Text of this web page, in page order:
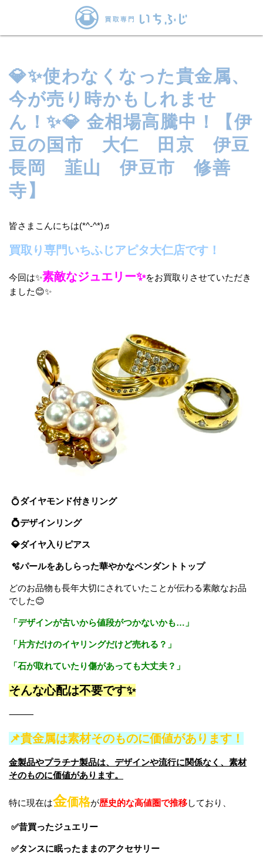
💎✨使わなくなった貴金属、
今が売り時かもしれませ
ん！✨💎 金相場高騰中！【伊
豆の国市 大仁 田京 伊豆
長岡 韮山 伊豆市 修善
寺】
皆さまこんにちは(*^-^*)♬
買取り専門いちふじアピタ大仁店です！
今回は✨素敵なジュエリー✨をお買取りさせていただき
ました😊✨
💍ダイヤモンド付きリング
💍デザインリング
💎ダイヤ入りピアス
🫧パールをあしらった華やかなペンダントトップ
どのお品物も長年大切にされていたことが伝わる素敵なお品
でした😊
「デザインが古いから値段がつかないかも…」
「片方だけのイヤリングだけど売れる？」
「石が取れていたり傷があっても大丈夫？」
そんな心配は不要です✨
⸻
📌貴金属は素材そのものに価値があります！
金製品やプラチナ製品は、デザインや流行に関係なく、素材
そのものに価値があります。
特に現在は金価格が歴史的な高値圏で推移しており、
✅昔買ったジュエリー
✅タンスに眠ったままのアクセサリー